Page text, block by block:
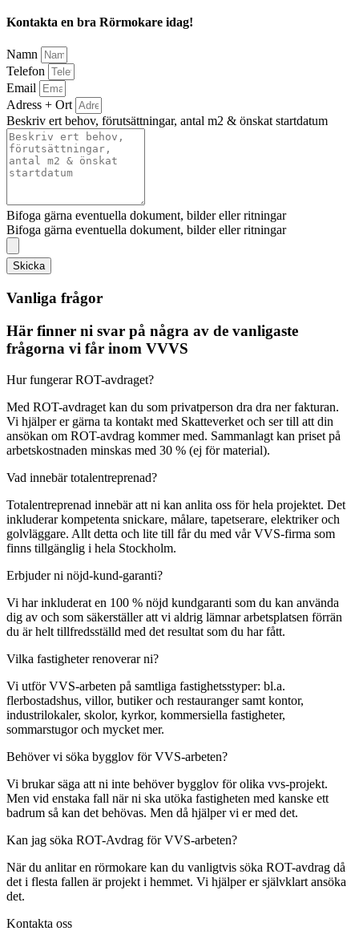
Kontakta en bra Rörmokare idag!
Namn
Telefon
Email
Adress + Ort
Beskriv ert behov, förutsättningar, antal m2 & önskat startdatum
Bifoga gärna eventuella dokument, bilder eller ritningar
Bifoga gärna eventuella dokument, bilder eller ritningar
Skicka
Vanliga frågor
Här finner ni svar på några av de vanligaste
frågorna vi får inom VVVS
Hur fungerar ROT-avdraget?
Med ROT-avdraget kan du som privatperson dra dra ner fakturan.
Vi hjälper er gärna ta kontakt med Skatteverket och ser till att din
ansökan om ROT-avdrag kommer med. Sammanlagt kan priset på
arbetskostnaden minskas med 30 % (ej för material).
Vad innebär totalentreprenad?
Totalentreprenad innebär att ni kan anlita oss för hela projektet. Det
inkluderar kompetenta snickare, målare, tapetserare, elektriker och
golvläggare. Allt detta och lite till får du med vår VVS-firma som
finns tillgänglig i hela Stockholm.
Erbjuder ni nöjd-kund-garanti?
Vi har inkluderat en 100 % nöjd kundgaranti som du kan använda
dig av och som säkerställer att vi aldrig lämnar arbetsplatsen förrän
du är helt tillfredsställd med det resultat som du har fått.
Vilka fastigheter renoverar ni?
Vi utför VVS-arbeten på samtliga fastighetsstyper: bl.a.
flerbostadshus, villor, butiker och restauranger samt kontor,
industrilokaler, skolor, kyrkor, kommersiella fastigheter,
sommarstugor och mycket mer.
Behöver vi söka bygglov för VVS-arbeten?
Vi brukar säga att ni inte behöver bygglov för olika vvs-projekt.
Men vid enstaka fall när ni ska utöka fastigheten med kanske ett
badrum så kan det behövas. Men då hjälper vi er med det.
Kan jag söka ROT-Avdrag för VVS-arbeten?
När du anlitar en rörmokare kan du vanligtvis söka ROT-avdrag då
det i flesta fallen är projekt i hemmet. Vi hjälper er självklart ansöka
det.
Kontakta oss